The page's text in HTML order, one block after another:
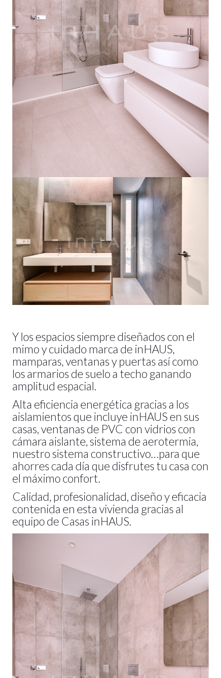
Y los espacios siempre diseñados con el
mimo y cuidado marca de inHAUS,
mamparas, ventanas y puertas así como
los armarios de suelo a techo ganando
amplitud espacial.
Alta eficiencia energética gracias a los
aislamientos que incluye inHAUS en sus
casas, ventanas de PVC con vidrios con
cámara aislante, sistema de aerotermia,
nuestro sistema constructivo…para que
ahorres cada día que disfrutes tu casa con
el máximo confort.
Calidad, profesionalidad, diseño y eficacia
contenida en esta vivienda gracias al
equipo de Casas inHAUS.